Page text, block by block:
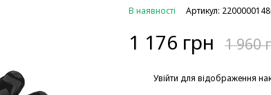
В наявності Артикул:
1 176 грн 1 960
Увійти для відображення